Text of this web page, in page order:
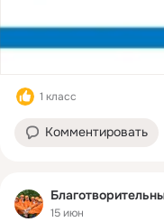
1 класс
Комментировать
15 июн